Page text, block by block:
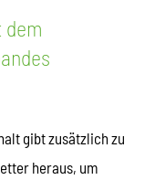
gibt zusätzlich zu
heraus, um